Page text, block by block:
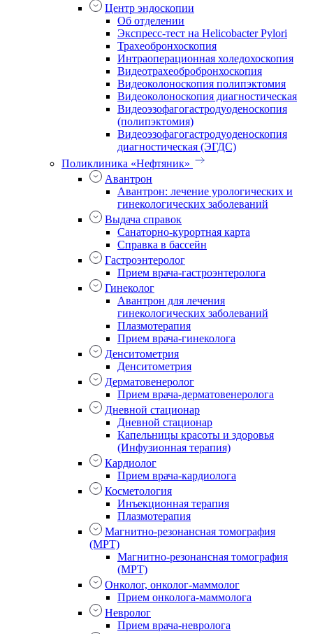
Центр эндоскопии
Об отделении
Экспресс-тест на Helicobacter Pylori
Трахеобронхоскопия
Интраоперационная холедохоскопия
Видеотрахеобробронхоскопия
Видеоколоноскопия полипэктомия
Видеоколоноскопия диагностическая
Видеоэзофагогастродуоденоскопия
(полипэктомия)
Видеоэзофагогастродуоденоскопия
диагностическая (ЭГДС)
Поликлиника «Нефтяник»
Авантрон
Авантрон: лечение урологических и
гинекологических заболеваний
Выдача справок
Санаторно-курортная карта
Справка в бассейн
Гастроэнтеролог
Прием врача-гастроэнтеролога
Гинеколог
Авантрон для лечения
гинекологических заболеваний
Плазмотерапия
Прием врача-гинеколога
Денситометрия
Денситометрия
Дерматовенеролог
Прием врача-дерматовенеролога
Дневной стационар
Дневной стационар
Капельницы красоты и здоровья
(Инфузионная терапия)
Кардиолог
Прием врача-кардиолога
Косметология
Инъекционная терапия
Плазмотерапия
Магнитно-резонансная томография
(МРТ)
Магнитно-резонансная томография
(МРТ)
Онколог, онколог-маммолог
Прием онколога-маммолога
Невролог
Прием врача-невролога